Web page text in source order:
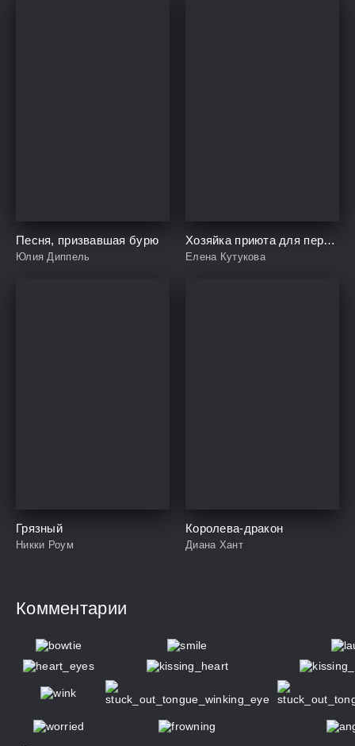
Песня, призвавшая бурю
Юлия Диппель
Хозяйка приюта для перевертышей и полукровок
Елена Кутукова
Грязный
Никки Роум
Королева-дракон
Диана Хант
Комментарии